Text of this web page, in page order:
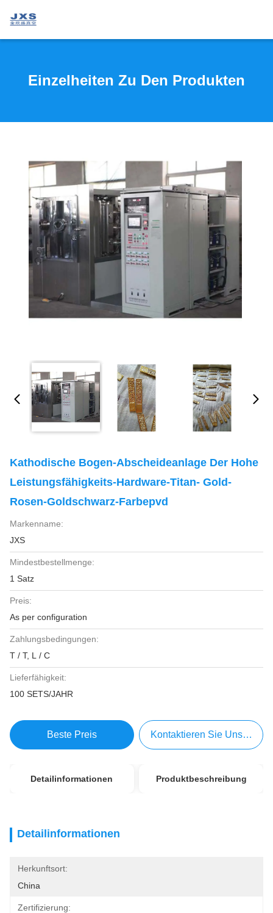
Einzelheiten Zu Den Produkten
Kathodische Bogen-Abscheideanlage Der Hohe
Leistungsfähigkeits-Hardware-Titan- Gold-
Rosen-Goldschwarz-Farbepvd
Markenname:
JXS
Mindestbestellmenge:
1 Satz
Preis:
As per configuration
Zahlungsbedingungen:
T / T, L / C
Lieferfähigkeit:
100 SETS/JAHR
Beste Preis Kontaktieren Sie Uns Jetzt
Detailinformationen Produktbeschreibung
Detailinformationen
Herkunftsort:
China
Zertifizierung: